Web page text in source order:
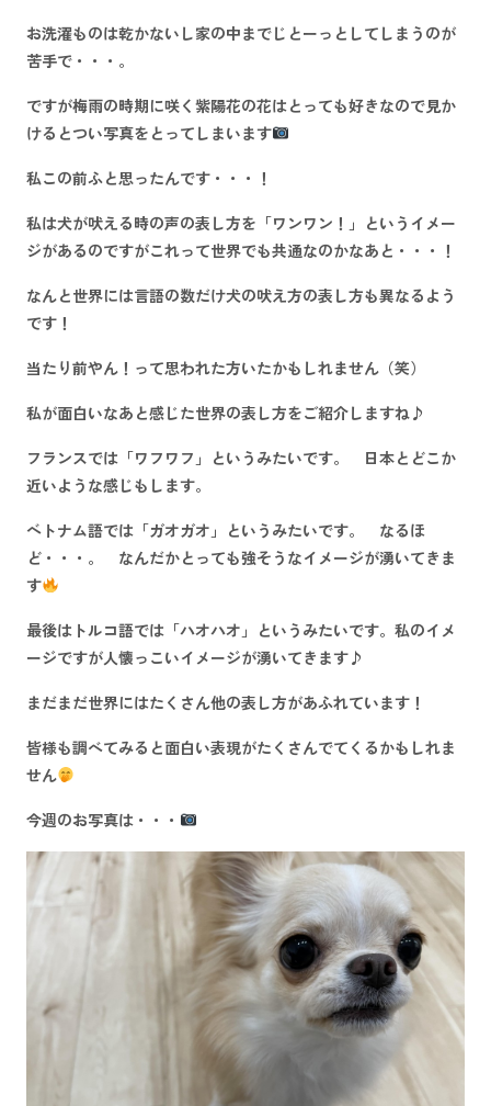
お洗濯ものは乾かないし家の中までじとーっ としてしまうのが
苦手で・・・。
ですが梅雨の時期に咲く 紫陽花の花はとっても好きなので見か
けるとつい写真をとってしまいます
私この前ふと思ったんです・・・！
私は犬が吠える時の声の表し方を「ワンワン！」というイメー
ジがあるのですがこれって世界でも共通なのかなあと・・・！
なんと世界には言語の数だけ犬の吠え方の表し方も異なるよう
です！
当たり前やん！ って思われた方いたかもしれません（笑）
私が面白いなあと感じた世界の表し方をご紹介しますね♪
フランスでは「ワフワフ 」というみたいです。 日本とどこか
近いような感じもします。
ベトナム語では「ガオガオ 」というみたいです。 なるほ
ど・・・。 なんだかとっても強そうなイメージが湧いてきま
す
最後はトルコ語では「ハオハオ 」というみたいです。私のイメ
ージですが人懐っこいイメージが湧いてきます♪
まだまだ世界にはたくさん他の表し方があふれています！
皆様も調べてみると面白い表現がたくさんでてくるかもしれま
せん
今週のお写真は・・・